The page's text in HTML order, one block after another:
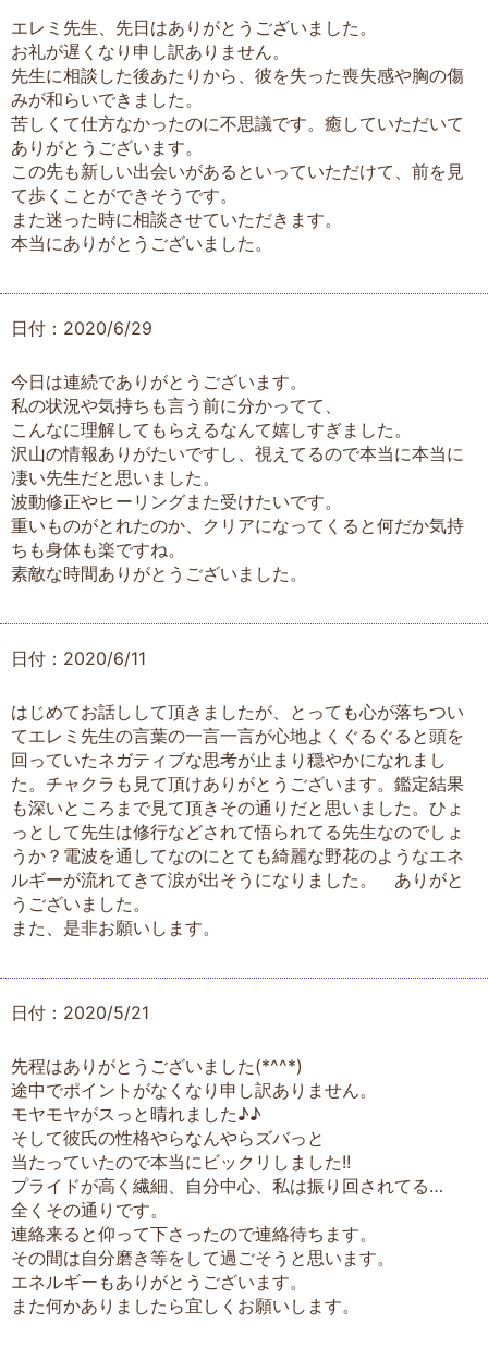
エレミ先生、先日はありがとうございました。
お礼が遅くなり申し訳ありません。
先生に相談した後あたりから、彼を失った喪失感や胸の傷
みが和らいできました。
苦しくて仕方なかったのに不思議です。癒していただいて
ありがとうございます。
この先も新しい出会いがあるといっていただけて、前を見
て歩くことができそうです。
また迷った時に相談させていただきます。
本当にありがとうございました。
日付：2020/6/29
今日は連続でありがとうございます。
私の状況や気持ちも言う前に分かってて、
こんなに理解してもらえるなんて嬉しすぎました。
沢山の情報ありがたいですし、視えてるので本当に本当に
凄い先生だと思いました。
波動修正やヒーリングまた受けたいです。
重いものがとれたのか、クリアになってくると何だか気持
ちも身体も楽ですね。
素敵な時間ありがとうございました。
日付：2020/6/11
はじめてお話しして頂きましたが、とっても心が落ちつい
てエレミ先生の言葉の一言一言が心地よくぐるぐると頭を
回っていたネガティブな思考が止まり穏やかになれまし
た。チャクラも見て頂けありがとうございます。鑑定結果
も深いところまで見て頂きその通りだと思いました。ひょ
っとして先生は修行などされて悟られてる先生なのでしょ
うか？電波を通してなのにとても綺麗な野花のようなエネ
ルギーが流れてきて涙が出そうになりました。 ありがと
うございました。
また、是非お願いします。
日付：2020/5/21
先程はありがとうございました(*^^*)
途中でポイントがなくなり申し訳ありません。
モヤモヤがスっと晴れました♪♪
そして彼氏の性格やらなんやらズバっと
当たっていたので本当にビックリしました!!
プライドが高く繊細、自分中心、私は振り回されてる…
全くその通りです。
連絡来ると仰って下さったので連絡待ちます。
その間は自分磨き等をして過ごそうと思います。
エネルギーもありがとうございます。
また何かありましたら宜しくお願いします。